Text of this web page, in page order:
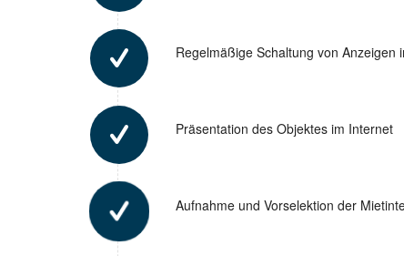
Regelmäßige Schaltung von
Präsentation des Objektes im Internet
Aufnahme und Vorselektion der